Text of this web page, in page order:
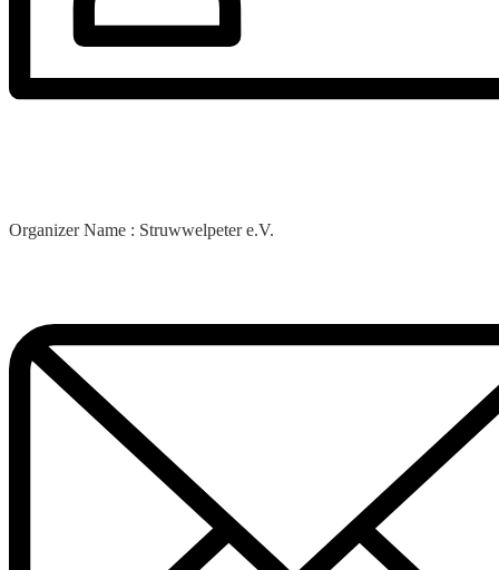
Organizer Name : Struwwelpeter e.V.